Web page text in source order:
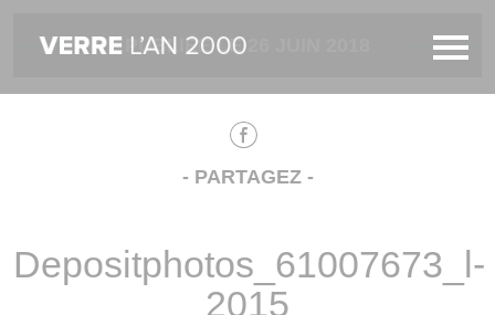
PUBLIÉE LE 26 JUIN 2018
- PARTAGEZ -
Depositphotos_61007673_l-
2015